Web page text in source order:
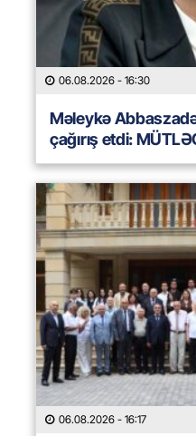
06.08.2026 - 16:30
Məleykə
çağırış etdi:
06.08.2026 - 16:17